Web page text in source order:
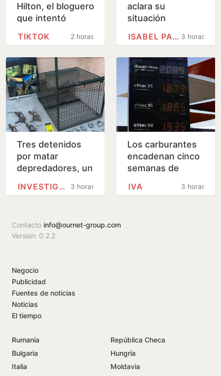
Hilton, el bloguero
que intentó
durante un
2 horas
TIKTOK
aclara su
situación
revés de la
Nacional
3 horas
ISABEL PANTOJA
Tres detenidos
por matar
depredadores, un
para aumentar la
3 horas
INVESTIGACIÓN
Los carburantes
encadenan cinco
semanas de
acercan a los3 horas
IVA
Contacto info@ournet-group.com
Version: 0.2.2
Negocio
Publicidad
Fuentes de noticias
Noticias
El tiempo
Rumanía
República Checa
Bulgaria
Hungría
Italia
Moldavia